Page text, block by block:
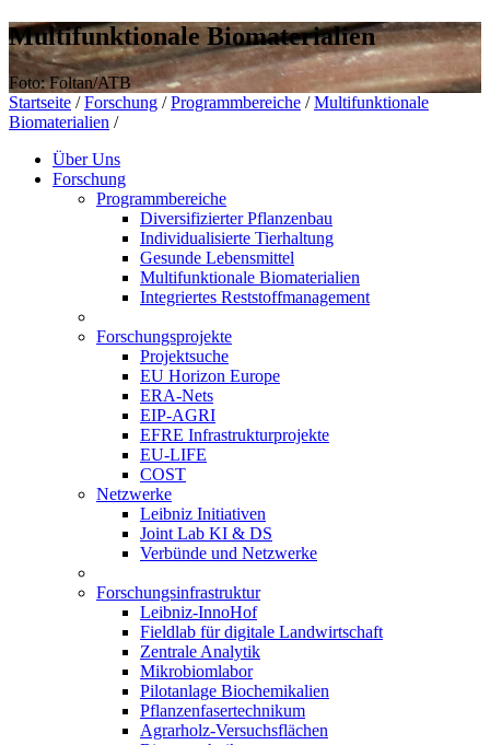
Multifunktionale Biomaterialien
Foto: Foltan/ATB
Startseite / Forschung / Programmbereiche / Multifunktionale
Biomaterialien /
Über Uns
Forschung
Programmbereiche
Diversifizierter Pflanzenbau
Individualisierte Tierhaltung
Gesunde Lebensmittel
Multifunktionale Biomaterialien
Integriertes Reststoffmanagement
Forschungsprojekte
Projektsuche
EU Horizon Europe
ERA-Nets
EIP-AGRI
EFRE Infrastrukturprojekte
EU-LIFE
COST
Netzwerke
Leibniz Initiativen
Joint Lab KI & DS
Verbünde und Netzwerke
Forschungsinfrastruktur
Leibniz-InnoHof
Fieldlab für digitale Landwirtschaft
Zentrale Analytik
Mikrobiomlabor
Pilotanlage Biochemikalien
Pflanzenfasertechnikum
Agrarholz-Versuchsflächen